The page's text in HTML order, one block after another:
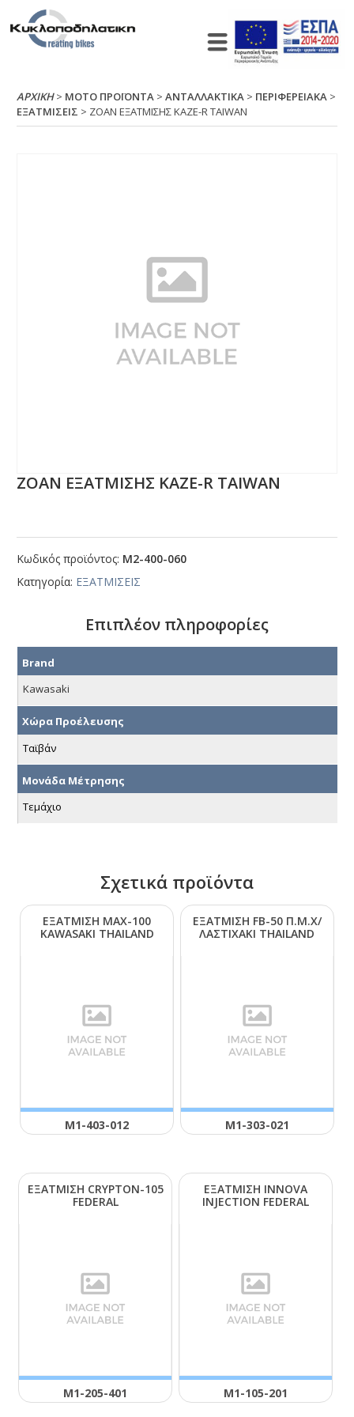
ΑΡΧΙΚΉ> ΜΟΤΟ ΠΡΟΪΟΝΤΑ >ΑΝΤΑΛΛΑΚΤΙΚΑ > ΠΕΡΙΦΕΡΕΙΑΚΑ >
ΕΞΑΤΜΙΣΕΙΣ > ΖΟΑΝ ΕΞΑΤΜΙΣΗΣ ΚΑΖΕ-R ΤΑΙWΑΝ
ΖΟΑΝ ΕΞΑΤΜΙΣΗΣ ΚΑΖΕ-R ΤΑΙWΑΝ
Κωδικός προϊόντος: Μ2-400-060
Κατηγορία: ΕΞΑΤΜΙΣΕΙΣ
Επιπλέον πληροφορίες
Brand
Kawasaki
Χώρα Προέλευσης
Ταϊβάν
Μονάδα Μέτρησης
Τεμάχιο
Σχετικά προϊόντα
ΕΞΑΤΜΙΣΗ ΜΑΧ-100
ΚΑWΑSΑΚΙ ΤΗΑΙLΑΝD
Μ1-403-012
ΕΞΑΤΜΙΣΗ FΒ-50 Π.Μ.Χ/
ΛΑΣΤΙΧΑΚΙ ΤΗΑΙLΑΝD
Μ1-303-021
ΕΞΑΤΜΙΣΗ CRΥΡΤΟΝ-105
FΕDΕRΑL
Μ1-205-401
ΕΞΑΤΜΙΣΗ ΙΝΝΟVΑ
ΙΝJΕCΤΙΟΝ FΕDΕRΑL
Μ1-105-201